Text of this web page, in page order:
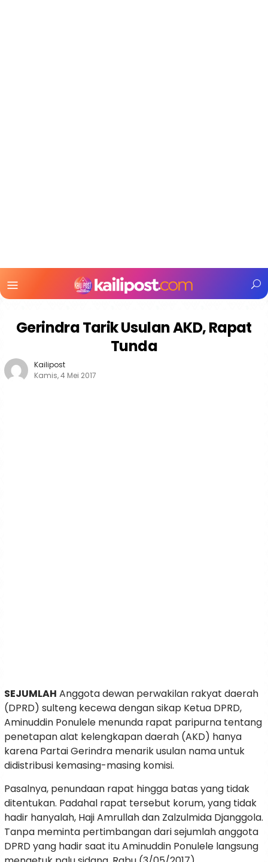
Mobile
Gerindra Tarik Usulan AKD, Rapat
Tunda
Kailipost
Kamis, 4 Mei 2017
SEJUMLAH Anggota dewan perwakilan rakyat daerah
(DPRD) sulteng kecewa dengan sikap Ketua DPRD,
Aminuddin Ponulele menunda rapat paripurna tentang
penetapan alat kelengkapan daerah (AKD) hanya
karena Partai Gerindra menarik usulan nama untuk
didistribusi kemasing-masing komisi.
Pasalnya, penundaan rapat hingga batas yang tidak
ditentukan. Padahal rapat tersebut korum, yang tidak
hadir hanyalah, Haji Amrullah dan Zalzulmida Djanggola.
Tanpa meminta pertimbangan dari sejumlah anggota
DPRD yang hadir saat itu Aminuddin Ponulele langsung